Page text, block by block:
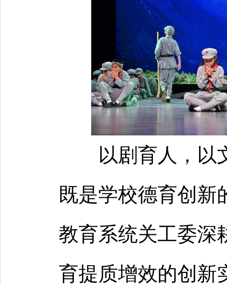
以剧育人，以
既是学校德育创新
教育系统关工委深
育提质增效的创新